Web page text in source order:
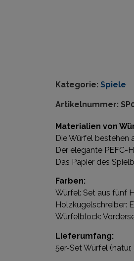
Kategorie: Spiele
Artikelnummer:
Materialien von
Die Würfel bestehen
Der elegante PEFC-
Das Papier des
Farben:
Würfel: Set aus fünf
Holzkugelschreiber:
Würfelblock:
Lieferumfang:
5er-Set Würfel